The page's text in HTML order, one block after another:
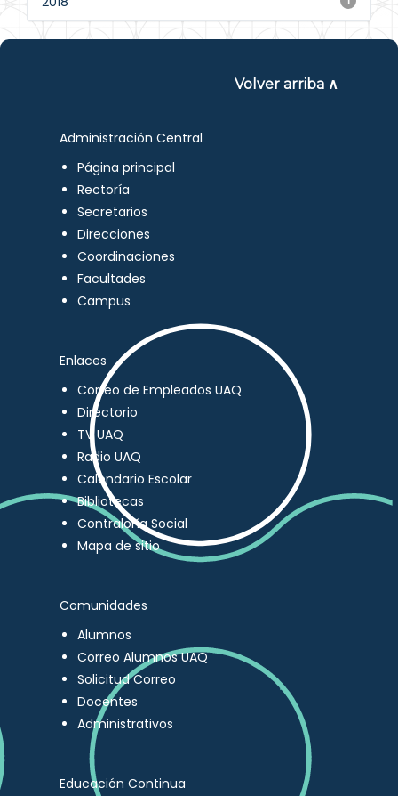
Volver arriba ∧
Administración Central
Página principal
Rectoría
Secretarios
Direcciones
Coordinaciones
Facultades
Campus
Enlaces
Correo de Empleados UAQ
Directorio
TV UAQ
Radio UAQ
Calendario Escolar
Bibliotecas
Contraloría Social
Mapa de sitio
Comunidades
Alumnos
Correo Alumnos UAQ
Solicitud Correo
Docentes
Administrativos
Educación Continua